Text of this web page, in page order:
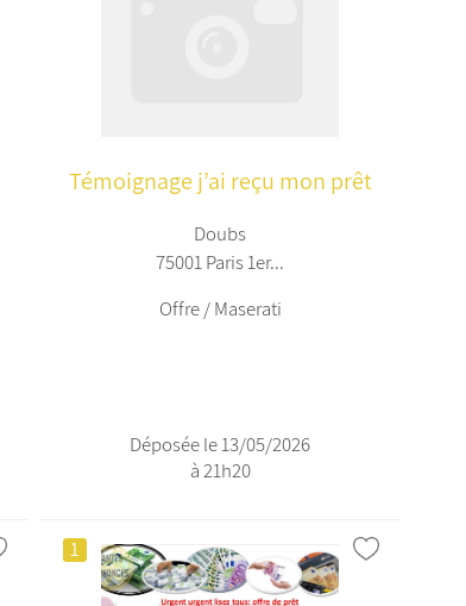
Témoignage j’ai reçu mon prêt
Doubs
75001 Paris 1er...
Offre / Maserati
Déposée le 13/05/2026
à 21h20
1